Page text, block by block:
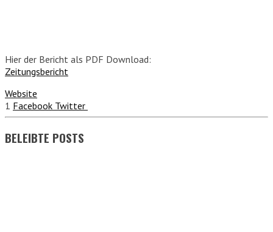
Hier der Bericht als PDF Download:
Zeitungsbericht
Website
1 Facebook Twitter
BELEIBTE POSTS